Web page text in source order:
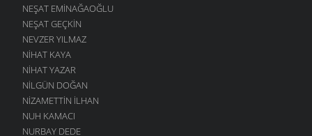
NEŞAT EMINAĞAOĞLU
NEŞAT GEÇKIN
NEVZER YILMAZ
NIHAT KAYA
NIHAT YAZAR
NILGÜN DOĞAN
NIZAMETTIN İLHAN
NUH KAMACI
NURBAY DEDE